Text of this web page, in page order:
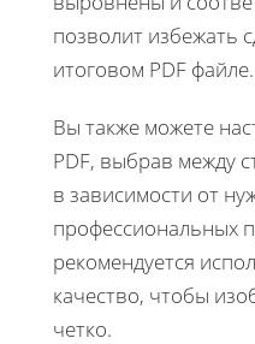
позволит избежать
итоговом PDF файле.
Вы также можете
PDF, выбрав между
в зависимости от
профессиональных
рекомендуется
качество, чтобы
четко.